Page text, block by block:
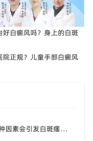
白癜风吗？身上的白斑
正规？儿童手部白癜风
“白斑发痒就是要好转吗？” 暑季多种因素会引发白斑瘙痒，福建泉州中科白癜风医院教你分清白斑瘙痒诱因